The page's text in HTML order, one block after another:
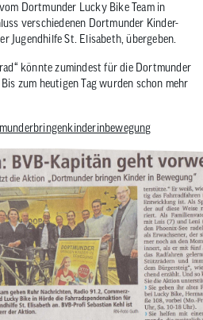
zu
gelangen.
Benutzer
von
können
und
Dortmunder Lucky Bike Team in
verschiedenen Dortmunder Kinder-
Jugendhilfe St. Elisabeth, übergeben.
könnte zumindest für die Dortmunder
zum heutigen Tag wurden schon mehr